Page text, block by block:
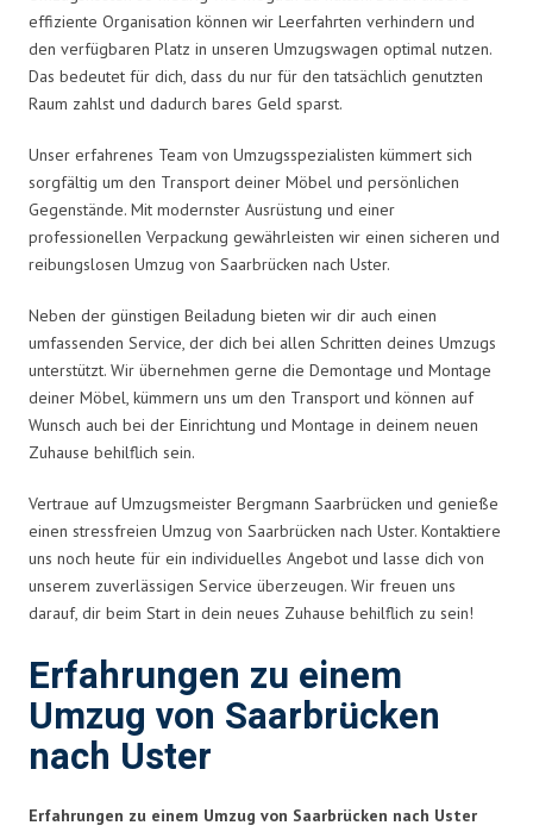
effiziente Organisation können wir Leerfahrten verhindern und
den verfügbaren Platz in unseren Umzugswagen optimal nutzen.
Das bedeutet für dich, dass du nur für den tatsächlich genutzten
Raum zahlst und dadurch bares Geld sparst.
Unser erfahrenes Team von Umzugsspezialisten kümmert sich
sorgfältig um den Transport deiner Möbel und persönlichen
Gegenstände. Mit modernster Ausrüstung und einer
professionellen Verpackung gewährleisten wir einen sicheren und
reibungslosen Umzug von Saarbrücken nach Uster.
Neben der günstigen Beiladung bieten wir dir auch einen
umfassenden Service, der dich bei allen Schritten deines Umzugs
unterstützt. Wir übernehmen gerne die Demontage und Montage
deiner Möbel, kümmern uns um den Transport und können auf
Wunsch auch bei der Einrichtung und Montage in deinem neuen
Zuhause behilflich sein.
Vertraue auf Umzugsmeister Bergmann Saarbrücken und genieße
einen stressfreien Umzug von Saarbrücken nach Uster. Kontaktiere
uns noch heute für ein individuelles Angebot und lasse dich von
unserem zuverlässigen Service überzeugen. Wir freuen uns
darauf, dir beim Start in dein neues Zuhause behilflich zu sein!
Erfahrungen zu einem
Umzug von Saarbrücken
nach Uster
Erfahrungen zu einem Umzug von Saarbrücken nach Uster